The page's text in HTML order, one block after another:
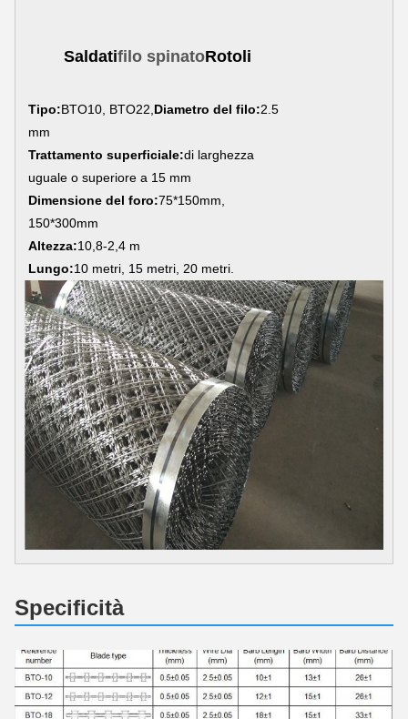
Saldatifilo spinatoRotoli
Tipo:BTO10, BTO22, Diametro del filo:2.5
mm
Trattamento superficiale:di larghezza
uguale o superiore a 15 mm
Dimensione del foro:75*150mm,
150*300mm
Altezza:10,8-2,4 m
Lungo:10 metri, 15 metri, 20 metri.
Specificità